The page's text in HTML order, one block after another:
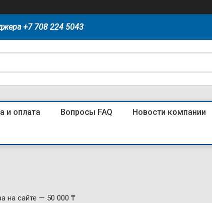
+7 708 224 5043
и оплата Вопросы FAQ Новости компании
для NM1-1250/3P S, H, R AC230/
на сайте — 50 000 ₸